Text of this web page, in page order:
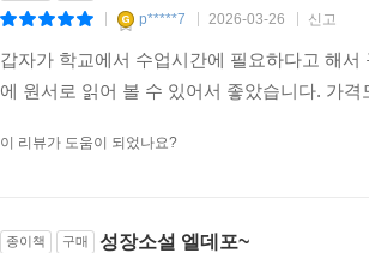
p*****7 2026-03-26 신고
갑자가 학교에서 수업시간에 필요하다고 해
에 원서로 읽어 볼 수 있어서 좋았습니다. 가
이 리뷰가 도움이 되었나요?
종이책 구매 성장소설 엘데포~